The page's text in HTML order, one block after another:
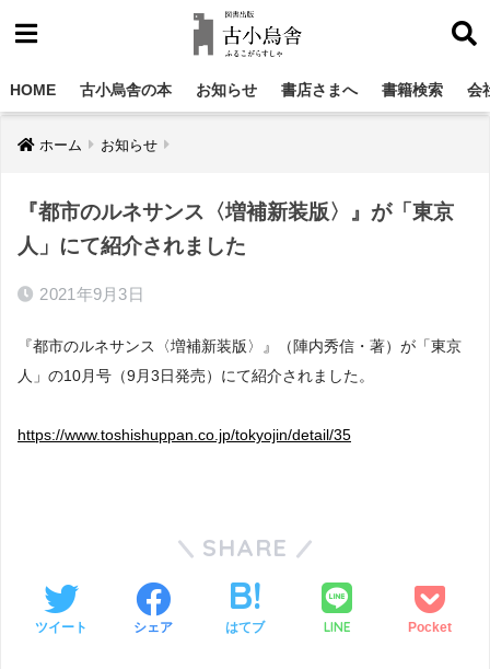
HOME 古小烏舎の本 お知らせ 書店さまへ 書籍検索 会
ホーム お知らせ
『都市のルネサンス〈増補新装版〉』が「東京
人」にて紹介されました
2021年9月3日
『都市のルネサンス〈増補新装版〉』（陣内秀信・著）が「東京
人」の10月号（9月3日発売）にて紹介されました。
https://www.toshishuppan.co.jp/tokyojin/detail/35
SHARE
ツイート シェア はてブ LINE Pocket